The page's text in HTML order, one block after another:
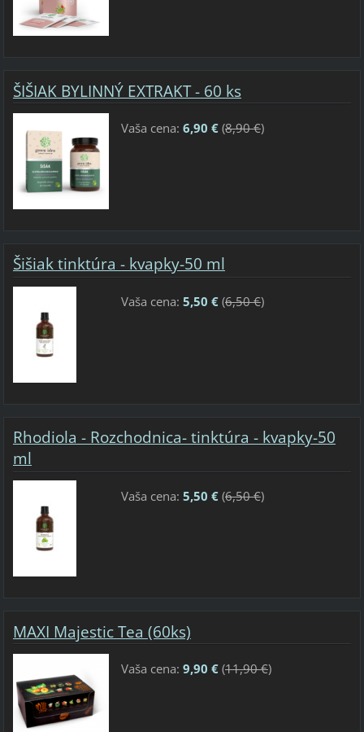
ŠIŠIAK BYLINNÝ EXTRAKT - 60 ks
Vaša cena: 6,90 €(8,90 €)
Šišiak tinktúra - kvapky-50 ml
Vaša cena: 5,50 €(6,50 €)
Rhodiola - Rozchodnica- tinktúra - kvapky-50
ml
Vaša cena: 5,50 €(6,50 €)
MAXI Majestic Tea (60ks)
Vaša cena: 9,90 €(11,90 €)